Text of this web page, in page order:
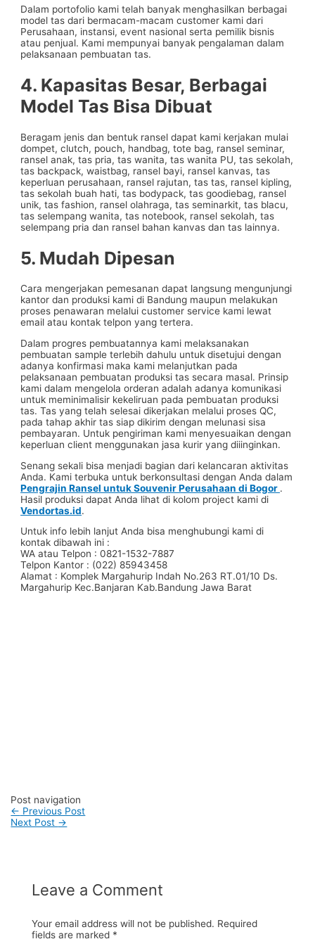
Dalam portofolio kami telah banyak menghasilkan berbagai
model tas dari bermacam-macam customer kami dari
Perusahaan, instansi, event nasional serta pemilik bisnis
atau penjual. Kami mempunyai banyak pengalaman dalam
pelaksanaan pembuatan tas.
4. Kapasitas Besar, Berbagai
Model Tas Bisa Dibuat
Beragam jenis dan bentuk ransel dapat kami kerjakan mulai
dompet, clutch, pouch, handbag, tote bag, ransel seminar,
ransel anak, tas pria, tas wanita, tas wanita PU, tas sekolah,
tas backpack, waistbag, ransel bayi, ransel kanvas, tas
keperluan perusahaan, ransel rajutan, tas tas, ransel kipling,
tas sekolah buah hati, tas bodypack, tas goodiebag, ransel
unik, tas fashion, ransel olahraga, tas seminarkit, tas blacu,
tas selempang wanita, tas notebook, ransel sekolah, tas
selempang pria dan ransel bahan kanvas dan tas lainnya.
5. Mudah Dipesan
Cara mengerjakan pemesanan dapat langsung mengunjungi
kantor dan produksi kami di Bandung maupun melakukan
proses penawaran melalui customer service kami lewat
email atau kontak telpon yang tertera.
Dalam progres pembuatannya kami melaksanakan
pembuatan sample terlebih dahulu untuk disetujui dengan
adanya konfirmasi maka kami melanjutkan pada
pelaksanaan pembuatan produksi tas secara masal. Prinsip
kami dalam mengelola orderan adalah adanya komunikasi
untuk meminimalisir kekeliruan pada pembuatan produksi
tas. Tas yang telah selesai dikerjakan melalui proses QC,
pada tahap akhir tas siap dikirim dengan melunasi sisa
pembayaran. Untuk pengiriman kami menyesuaikan dengan
keperluan client menggunakan jasa kurir yang diiinginkan.
Senang sekali bisa menjadi bagian dari kelancaran aktivitas
Anda. Kami terbuka untuk berkonsultasi dengan Anda dalam
Pengrajin Ransel untuk Souvenir Perusahaan di Bogor .
Hasil produksi dapat Anda lihat di kolom project kami di
Vendortas.id.
Untuk info lebih lanjut Anda bisa menghubungi kami di
kontak dibawah ini :
WA atau Telpon : 0821-1532-7887
Telpon Kantor : (022) 85943458
Alamat : Komplek Margahurip Indah No.263 RT.01/10 Ds.
Margahurip Kec.Banjaran Kab.Bandung Jawa Barat
Post navigation
← Previous Post
Next Post →
Leave a Comment
Your email address will not be published. Required
fields are marked *